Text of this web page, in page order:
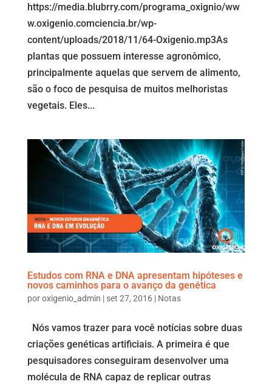
https://media.blubrry.com/programa_oxignio/ww
w.oxigenio.comciencia.br/wp-
content/uploads/2018/11/64-Oxigenio.mp3As
plantas que possuem interesse agronômico,
principalmente aquelas que servem de alimento,
são o foco de pesquisa de muitos melhoristas
vegetais. Eles...
Estudos com RNA e DNA apresentam hipóteses e
novos caminhos para o avanço da genética
poroxigenio_admin | set 27, 2016| Notas
Nós vamos trazer para você notícias sobre duas
criações genéticas artificiais. A primeira é que
pesquisadores conseguiram desenvolver uma
molécula de RNA capaz de replicar outras